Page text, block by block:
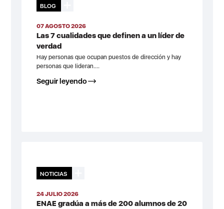
BLOG
07 AGOSTO 2026
Las 7 cualidades que definen a un líder de
verdad
Hay personas que ocupan puestos de dirección y hay
personas que lideran....
Seguir leyendo
NOTICIAS
24 JULIO 2026
ENAE gradúa a más de 200 alumnos de 20